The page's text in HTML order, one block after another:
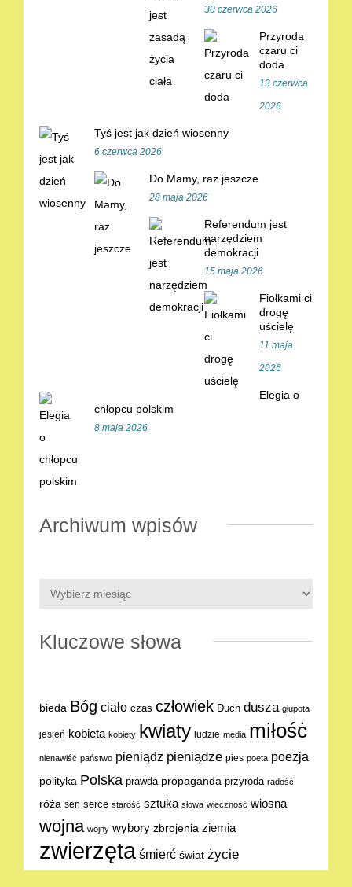
30 czerwca 2026
Przyroda
czaru ci
doda
13 czerwca
2026
Tyś jest jak dzień wiosenny
6 czerwca 2026
Do Mamy, raz jeszcze
28 maja 2026
Referendum jest
narzędziem
demokracji
15 maja 2026
Fiołkami ci
drogę
uścielę
11 maja
2026
Elegia o
chłopcu polskim
8 maja 2026
Archiwum wpisów
Kluczowe słowa
bieda Bóg ciało czas człowiek Duch dusza głupota
jesień kobieta kobiety kwiaty ludzie media miłośċ
nienawiść państwo pieniądz pieniądze pies poeta poezja
polityka Polska prawda propaganda przyroda radość
róża sen serce starość sztuka słowa wieczność wiosna
wojna wojny wybory zbrojenia ziemia
zwierzęta śmierć świat życie